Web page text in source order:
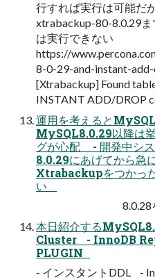
行すれば実行は可能だ
xtrabackup-80-8.0.29
は実行できない
https://
8-0-29-and-instant-
[Xtrabackup] Found
INSTANT ADD/DROP
運用を考えると
MySQL8.0.29以降は
グが心配 - 開発中シ
8.0.29にあげてから急
Xtrabackupをつかっ
い
8.0.28を使
本日紹介する
Cluster - InnoDB
PLUGIN
- インスタントDDL -